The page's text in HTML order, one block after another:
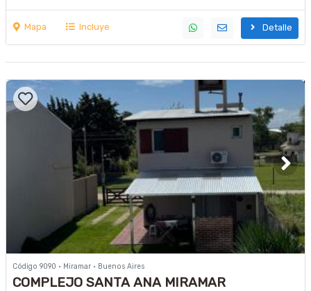
Mapa Incluye Detalle
Código 9090 · Miramar · Buenos Aires
COMPLEJO SANTA ANA MIRAMAR